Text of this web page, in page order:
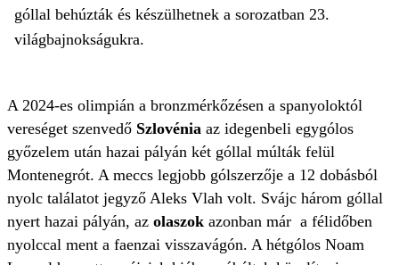
góllal behúzták és készülhetnek a sorozatban 23.
világbajnokságukra.
A 2024-es olimpián a bronzmérkőzésen a spanyoloktól
vereséget szenvedő Szlovénia az idegenbeli egygólos
győzelem után hazai pályán két góllal múlták felül
Montenegrót. A meccs legjobb gólszerzője a 12 dobásból
nyolc találatot jegyző Aleks Vlah volt. Svájc három góllal
nyert hazai pályán, az olaszok azonban már a félidőben
nyolccal ment a faenzai visszavágón. A hétgólos Noam